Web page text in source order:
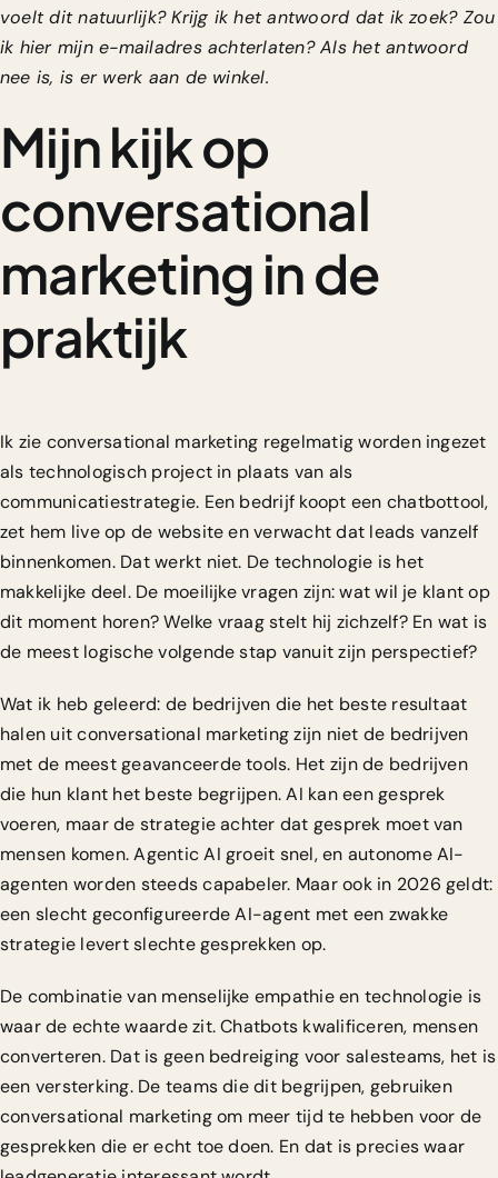
voelt dit natuurlijk? Krijg ik het antwoord dat ik zoek? Zou
ik hier mijn e-mailadres achterlaten? Als het antwoord
nee is, is er werk aan de winkel.
Mijn kijk op
conversational
marketing in de
praktijk
Ik zie conversational marketing regelmatig worden ingezet
als technologisch project in plaats van als
communicatiestrategie. Een bedrijf koopt een chatbottool,
zet hem live op de website en verwacht dat leads vanzelf
binnenkomen. Dat werkt niet. De technologie is het
makkelijke deel. De moeilijke vragen zijn: wat wil je klant op
dit moment horen? Welke vraag stelt hij zichzelf? En wat is
de meest logische volgende stap vanuit zijn perspectief?
Wat ik heb geleerd: de bedrijven die het beste resultaat
halen uit conversational marketing zijn niet de bedrijven
met de meest geavanceerde tools. Het zijn de bedrijven
die hun klant het beste begrijpen. AI kan een gesprek
voeren, maar de strategie achter dat gesprek moet van
mensen komen. Agentic AI groeit snel, en autonome AI-
agenten worden steeds capabeler. Maar ook in 2026 geldt:
een slecht geconfigureerde AI-agent met een zwakke
strategie levert slechte gesprekken op.
De combinatie van menselijke empathie en technologie is
waar de echte waarde zit. Chatbots kwalificeren, mensen
converteren. Dat is geen bedreiging voor salesteams, het is
een versterking. De teams die dit begrijpen, gebruiken
conversational marketing om meer tijd te hebben voor de
gesprekken die er echt toe doen. En dat is precies waar